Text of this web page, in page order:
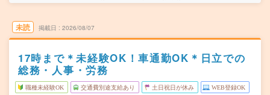
未読 掲載日 2026/08/07
17時まで＊未経験OK！車通勤OK＊日立での
総務・人事・労務
職種未経験OK 交通費別途支給あり 土日祝日が休み WEB登録OK